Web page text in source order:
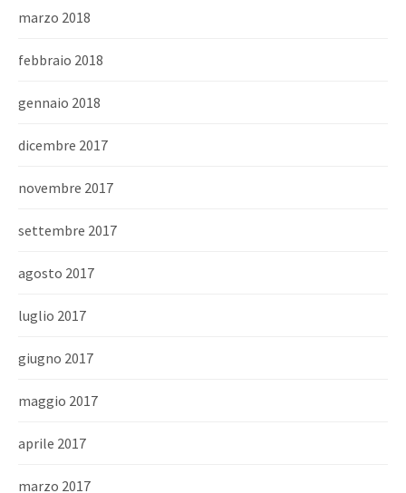
marzo 2018
febbraio 2018
gennaio 2018
dicembre 2017
novembre 2017
settembre 2017
agosto 2017
luglio 2017
giugno 2017
maggio 2017
aprile 2017
marzo 2017